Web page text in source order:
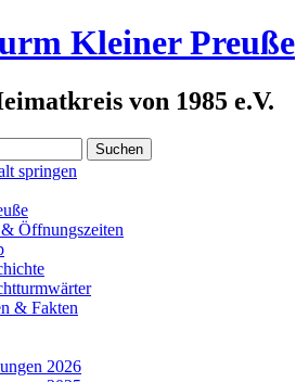
Kleiner Preuße
von 1985 e.V.
springen
Öffnungszeiten
& Fakten
2026